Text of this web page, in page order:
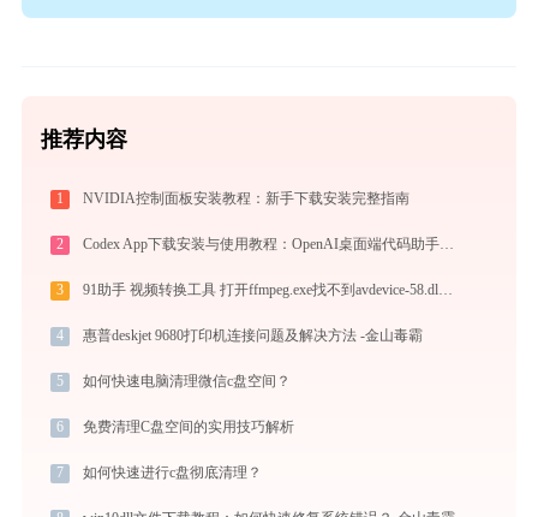
推荐内容
1 NVIDIA控制面板安装教程：新手下载安装完整指南
2 Codex App下载安装与使用教程：OpenAI桌面端代码助手从入门到高效协作
3 91助手 视频转换工具 打开ffmpeg.exe找不到avdevice-58.dll怎么办
4 惠普deskjet 9680打印机连接问题及解决方法 -金山毒霸
5 如何快速电脑清理微信c盘空间？
6 免费清理C盘空间的实用技巧解析
7 如何快速进行c盘彻底清理？